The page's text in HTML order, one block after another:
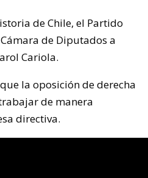
de Chile, el Partido
de Diputados a
Cariola.
la oposición de derecha
de manera
directiva.